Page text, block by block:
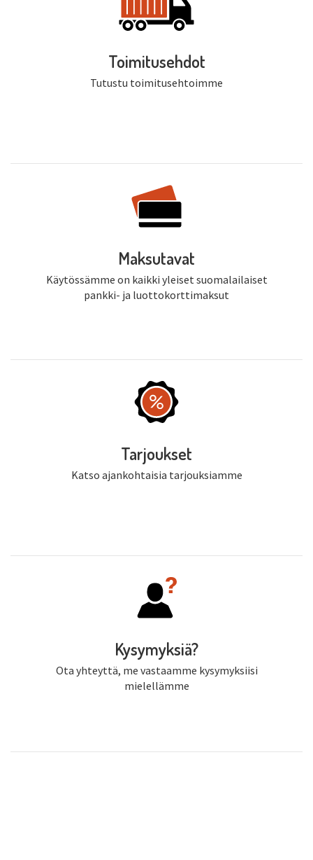
Toimitusehdot
Tutustu toimitusehtoimme
Maksutavat
Käytössämme on kaikki yleiset suomalailaiset
pankki- ja luottokorttimaksut
Tarjoukset
Katso ajankohtaisia tarjouksiamme
Kysymyksiä?
Ota yhteyttä, me vastaamme kysymyksiisi
mielellämme